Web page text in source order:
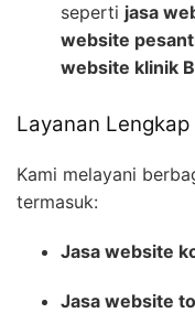
seperti jasa
website
website klinik
Layanan
Kami melayani
termasuk:
Jasa website
Jasa website